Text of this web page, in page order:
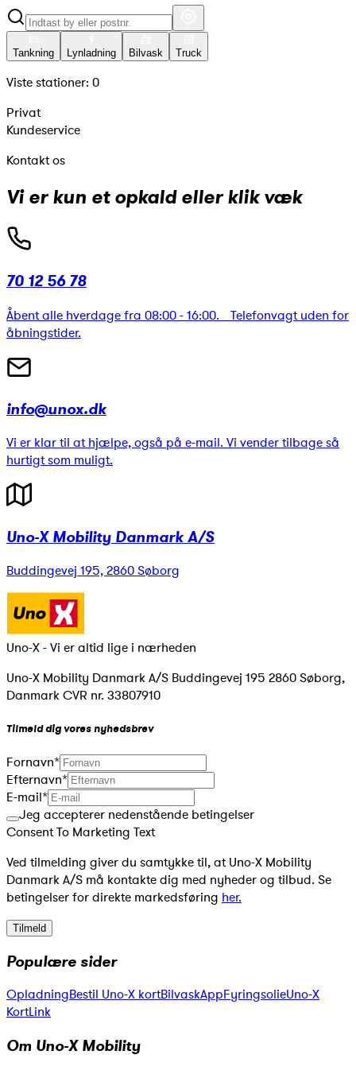
Tankning Lynladning Bilvask Truck
Viste stationer: 0
Privat
Kundeservice
Kontakt os
Vi er kun et opkald eller klik væk
70 12 56 78
Åbent alle hverdage fra 08:00 - 16:00. Telefonvagt uden for
åbningstider.
info@unox.dk
Vi er klar til at hjælpe, også på e-mail. Vi vender tilbage så
hurtigt som muligt.
Uno-X Mobility Danmark A/S
Buddingevej 195, 2860 Søborg
Uno-X - Vi er altid lige i nærheden
Uno-X Mobility Danmark A/S Buddingevej 195 2860 Søborg,
Danmark CVR nr. 33807910
Tilmeld dig vores nyhedsbrev
Fornavn*
Efternavn*
E-mail*
Jeg accepterer nedenstående betingelser
Consent To Marketing Text
Ved tilmelding giver du samtykke til, at Uno-X Mobility
Danmark A/S må kontakte dig med nyheder og tilbud. Se
betingelser for direkte markedsføring her.
Tilmeld
Populære sider
OpladningBestil Uno-X kortBilvaskAppFyringsolieUno-X
KortLink
Om Uno-X Mobility